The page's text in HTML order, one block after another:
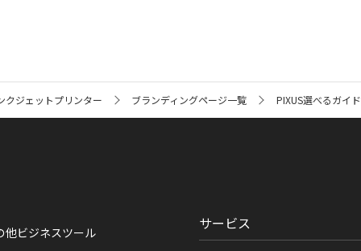
クジェットプリンター ブランディングページ一覧 PIXUS選べるガイド
他ビジネスツール サービス